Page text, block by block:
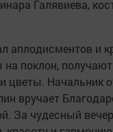
Галявиева,
аплодисментов и
поклон,
цветы. Начальник
вручает
За чудесный